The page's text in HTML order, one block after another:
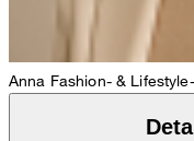
Anna Fashion- &